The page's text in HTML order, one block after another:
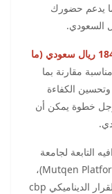
يدعم حضورك
السعودي.
1840 ريال سعودي (ما
مقارنة بما
الكفاءة
خطوة يمكن أن
التابعة لجامعة
بيشة (Mutqen Platform for Professional Certifications)،
وابدأ رحلتك نحو الحصول على شهادة اتخاذ القرار الديناميكي cbp